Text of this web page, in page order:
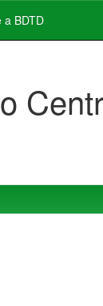
a BDTD